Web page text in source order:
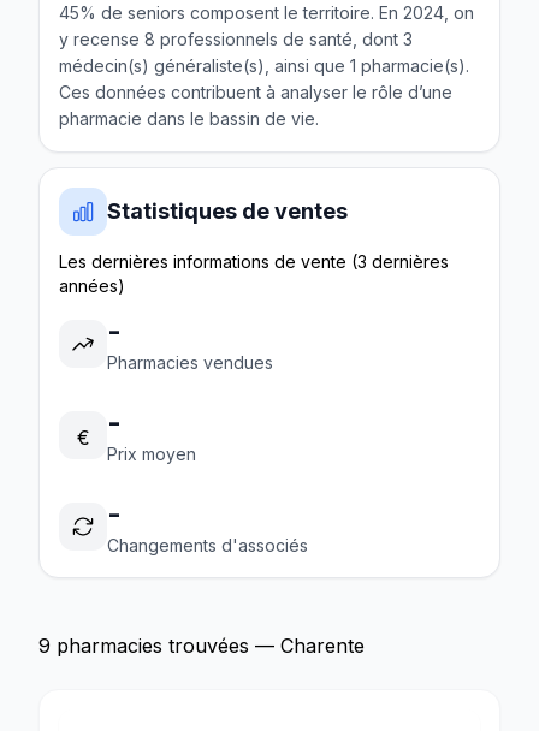
45% de seniors composent le territoire. En 2024, on
y recense 8 professionnels de santé, dont 3
médecin(s) généraliste(s), ainsi que 1 pharmacie(s).
Ces données contribuent à analyser le rôle d’une
pharmacie dans le bassin de vie.
Statistiques de ventes
Les dernières informations de vente (3 dernières
années)
-
Pharmacies vendues
€ -
Prix moyen
-
Changements d'associés
9 pharmacies trouvées — Charente